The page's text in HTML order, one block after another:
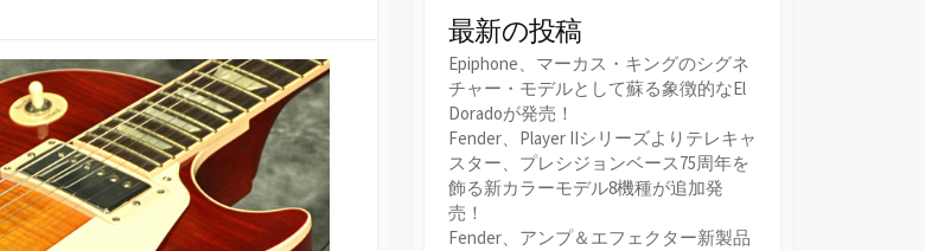
最新の投稿
Epiphone、マーカス・キングのシグネ
チャー・モデルとして蘇る象徴的なEl
Doradoが発売！
Fender、Player IIシリーズよりテレキャ
スター、プレシジョンベース75周年を
飾る新カラーモデル8機種が追加発
売！
Fender、アンプ＆エフェクター新製品